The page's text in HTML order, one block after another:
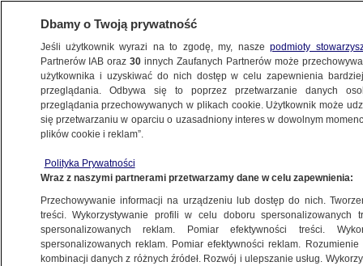
ŚWIAT
szybkiego reagowania NATO. Mark Rutte
wyjaśnia
Mikołaj Gątkiewicz
18.06.2026, 09:22
Dbamy o Twoją prywatność
Jeśli użytkownik wyrazi na to zgodę, my, naszepodmioty
Partnerów IAB oraz30 innych Zaufanych Partnerów może
użytkownika i uzyskiwać do nich dostęp w celu zapewnienia
przeglądania. Odbywa się to poprzez przetwarzanie danych
przeglądania przechowywanych w plikach cookie. Użytkownik może
się przetwarzaniu w oparciu o uzasadniony interes w dowolnym
plików cookie i reklam”.
Polityka Prywatności
Wraz z naszymi partnerami przetwarzamy dane w celu zapewnienia:
Przechowywanie informacji na urządzeniu lub dostęp do nich.
treści. Wykorzystywanie profili w celu doboru spersonalizowanych
spersonalizowanych reklam. Pomiar efektywności treści.
spersonalizowanych reklam. Pomiar efektywności reklam.
kombinacji danych z różnych źródeł. Rozwój i ulepszanie usług.